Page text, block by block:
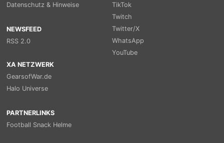
Datenschutz & Hinweise
NEWSFEED
RSS 2.0
TikTok
Twitch
Twitter/X
WhatsApp
YouTube
XA NETZWERK
GearsofWar.de
Halo Universe
PARTNERLINKS
Football Snack Helme